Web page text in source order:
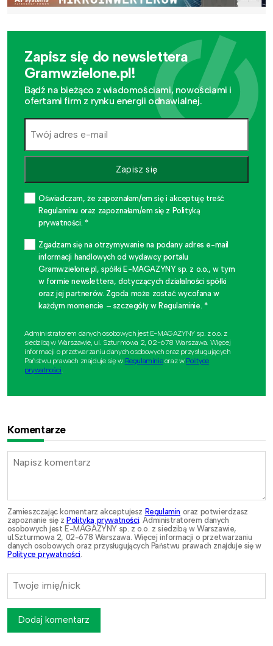
Zapisz się do newslettera
Gramwzielone.pl!
Bądź na bieżąco z wiadomościami, nowościami i
ofertami firm z rynku energii odnawialnej.
Zapisz się
Oświadczam, że zapoznałam/em się i akceptuję treść
Regulaminu oraz zapoznałam/em się z Polityką
prywatności. *
Zgadzam się na otrzymywanie na podany adres e-mail
informacji handlowych od wydawcy portalu
Gramwzielone.pl, spółki E-MAGAZYNY sp. z o.o., w tym
w formie newslettera, dotyczących działalności spółki
oraz jej partnerów. Zgoda może zostać wycofana w
każdym momencie – szczegóły w Regulaminie. *
Administratorem danych osobowych jest E-MAGAZYNY sp. z o.o. z
siedzibą w Warszawie, ul. Szturmowa 2, 02-678 Warszawa. Więcej
informacji o przetwarzaniu danych osobowych oraz przysługujących
Państwu prawach znajduje się w Regulaminieoraz w Polityce
prywatności.
Komentarze
Zamieszczając komentarz akceptujesz Regulamin oraz potwierdzasz
zapoznanie się z Polityką prywatności. Administratorem danych
osobowych jest E-MAGAZYNY sp. z o.o. z siedzibą w Warszawie,
ul.Szturmowa 2, 02-678 Warszawa. Więcej informacji o przetwarzaniu
danych osobowych oraz przysługujących Państwu prawach znajduje się w
Polityce prywatności.
Dodaj komentarz